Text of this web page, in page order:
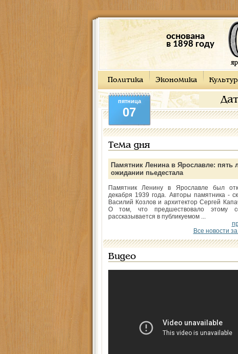
основана
в 1898 году
Политика Экономика
пятница
07
Тема дня
Памятник Ленина в Ярославле: пять
ожидании пьедестала
Памятник Ленину в Ярославле был
декабря 1939 года. Авторы памятника -
Василий Козлов и архитектор Сергей
О том, что предшествовало этому
рассказывается в публикуемом ...
Все новости
Видео